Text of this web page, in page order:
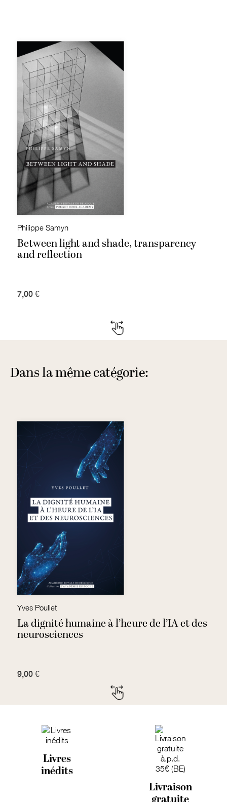
Philippe Samyn
Between light and shade, transparency
and reflection
7,00 €
Dans la même catégorie:
Yves Poullet
La dignité humaine à l’heure de l’IA et des
neurosciences
9,00 €
Livres
inédits
Livraison